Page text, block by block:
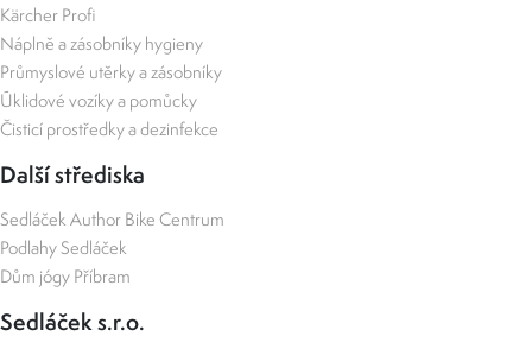
Kärcher Profi
Náplně a zásobníky hygieny
Průmyslové utěrky a zásobníky
Úklidové vozíky a pomůcky
Čisticí prostředky a dezinfekce
Další střediska
Sedláček Author Bike Centrum
Podlahy Sedláček
Dům jógy Příbram
Sedláček s.r.o.